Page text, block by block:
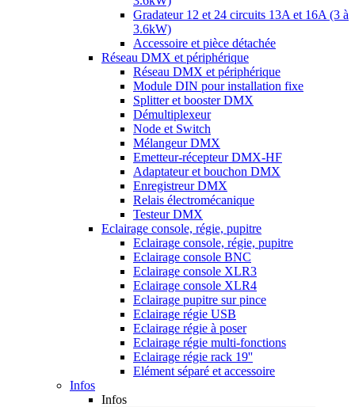
Gradateur 12 et 24 circuits 13A et 16A (3 à
3.6kW)
Accessoire et pièce détachée
Réseau DMX et périphérique
Réseau DMX et périphérique
Module DIN pour installation fixe
Splitter et booster DMX
Démultiplexeur
Node et Switch
Mélangeur DMX
Emetteur-récepteur DMX-HF
Adaptateur et bouchon DMX
Enregistreur DMX
Relais électromécanique
Testeur DMX
Eclairage console, régie, pupitre
Eclairage console, régie, pupitre
Eclairage console BNC
Eclairage console XLR3
Eclairage console XLR4
Eclairage pupitre sur pince
Eclairage régie USB
Eclairage régie à poser
Eclairage régie multi-fonctions
Eclairage régie rack 19''
Elément séparé et accessoire
Infos
Infos